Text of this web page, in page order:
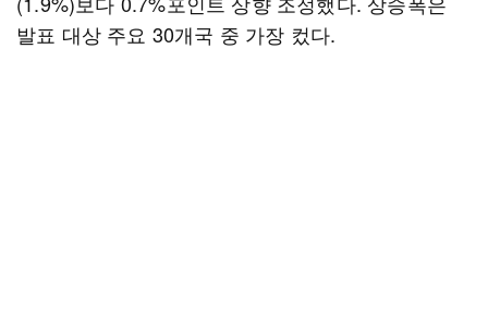
발표 대상 주요 30개국 중 가장 컸다.